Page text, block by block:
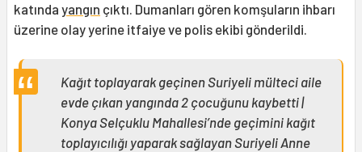
katında yangın çıktı. Dumanları gören komşuların ihbarı
üzerine olay yerine itfaiye ve polis ekibi gönderildi.
Kağıt toplayarak geçinen Suriyeli mülteci aile
evde çıkan yangında 2 çocuğunu kaybetti |
Konya Selçuklu Mahallesi’nde geçimini kağıt
toplayıcılığı yaparak sağlayan Suriyeli Anne